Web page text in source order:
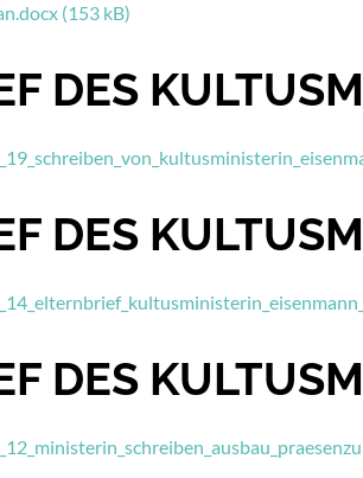
(153 kB)
DES
DES
DES